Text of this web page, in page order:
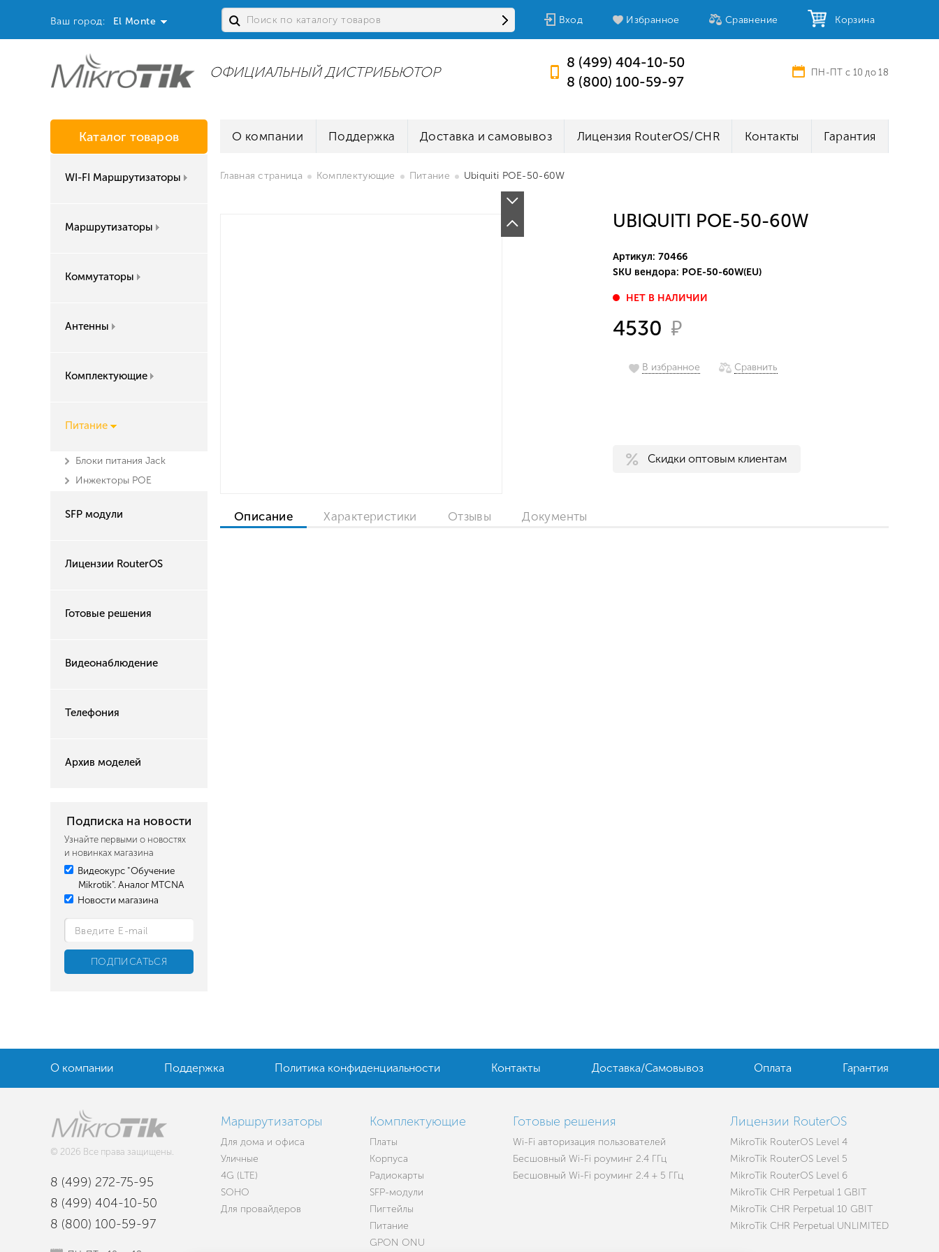
Ваш город: El Monte Вход Избранное Сравнение Корзина
ОФИЦИАЛЬНЫЙ ДИСТРИБЬЮТОР
8 (499) 404-10-50
8 (800) 100-59-97
ПН-ПТ с 10 до 18
Каталог товаров
WI-FI Маршрутизаторы
Маршрутизаторы
Коммутаторы
Антенны
Комплектующие
Питание
Блоки питания Jack
Инжекторы POE
SFP модули
Лицензии RouterOS
Готовые решения
Видеонаблюдение
Телефония
Архив моделей
Подписка на новости
Узнайте первыми о новостях
и новинках магазина
Видеокурс "Обучение
Mikrotik". Аналог MTCNA
Новости магазина
О компании Поддержка Доставка и самовывоз Лицензия RouterOS/CHR Контакты Гарантия
Главная страница Комплектующие Питание Ubiquiti POE-50-60W
UBIQUITI POE-50-60W
Артикул: 70466
SKU вендора: POE-50-60W(EU)
НЕТ В НАЛИЧИИ
4530 ₽
В избранное Сравнить
Скидки оптовым клиентам
Описание Характеристики Отзывы Документы
О компании Поддержка Политика конфиденциальности Контакты Доставка/Самовывоз Оплата Гарантия
© 2026 Все права защищены.
8 (499) 272-75-95
8 (499) 404-10-50
8 (800) 100-59-97
Маршрутизаторы
Для дома и офиса
Уличные
4G (LTE)
SOHO
Для провайдеров
Комплектующие
Платы
Корпуса
Радиокарты
SFP-модули
Пигтейлы
Питание
GPON ONU
Готовые решения
Wi-Fi авторизация пользователей
Бесшовный Wi-Fi роуминг 2.4 ГГц
Бесшовный Wi-Fi роуминг 2.4 + 5 ГГц
Лицензии RouterOS
MikroTik RouterOS Level 4
MikroTik RouterOS Level 5
MikroTik RouterOS Level 6
MikroTik CHR Perpetual 1 GBIT
MikroTik CHR Perpetual 10 GBIT
MikroTik CHR Perpetual UNLIMITED